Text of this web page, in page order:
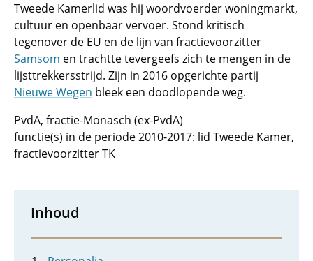
Tweede Kamerlid was hij woordvoerder woningmarkt,
cultuur en openbaar vervoer. Stond kritisch
tegenover de EU en de lijn van fractievoorzitter
Samsom en trachtte tevergeefs zich te mengen in de
lijsttrekkersstrijd. Zijn in 2016 opgerichte partij
Nieuwe Wegen bleek een doodlopende weg.
PvdA, fractie-Monasch (ex-PvdA)
functie(s) in de periode 2010-2017: lid Tweede Kamer,
fractievoorzitter TK
Inhoud